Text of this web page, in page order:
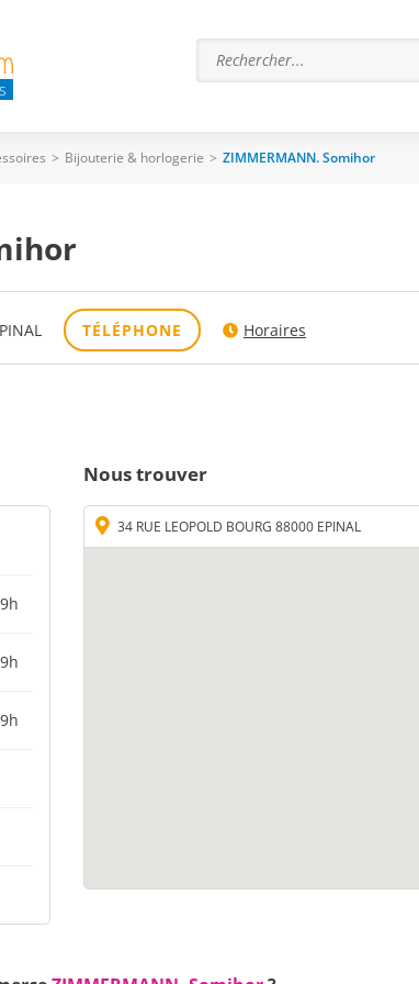
> Bijouterie & horlogerie > ZIMMERMANN. Somihor
TÉLÉPHONE Horaires
Nous trouver
34 RUE LEOPOLD BOURG 88000 EPINAL